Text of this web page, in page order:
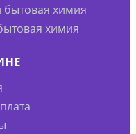
бытовая химия
химия